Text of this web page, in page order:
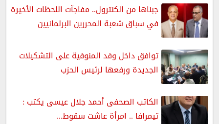
جبناها من الكنترول.. مفاجآت اللحظات الأخيرة
في سباق شعبة المحررين البرلمانيين
توافق داخل وفد المنوفية على التشكيلات
الجديدة ورفعها لرئيس الحزب
الكاتب الصحفى أحمد جلال عيسى يكتب :
تيمرافا .. امرأة عاشت سقوط...